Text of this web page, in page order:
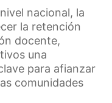
nacional, la
la retención
docente,
una
para afianzar
comunidades